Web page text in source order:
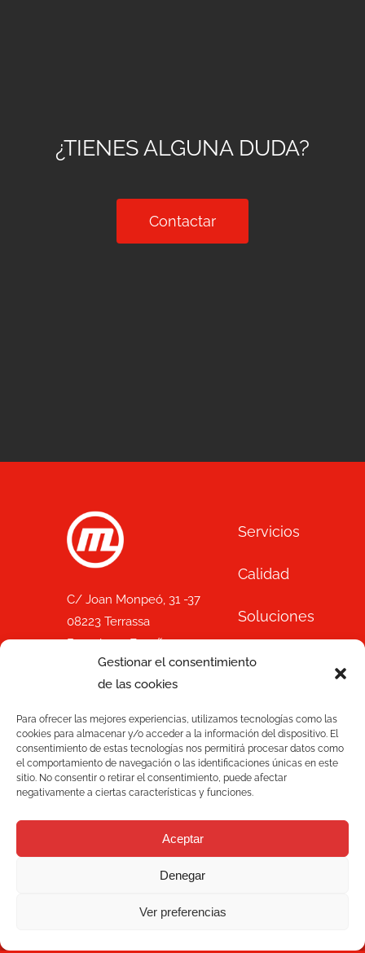
Gestionar el consentimiento
de las cookies
Para ofrecer las mejores experiencias, utilizamos tecnologías como las
cookies para almacenar y/o acceder a la información del dispositivo. El
consentimiento de estas tecnologías nos permitirá procesar datos como
el comportamiento de navegación o las identificaciones únicas en este
sitio. No consentir o retirar el consentimiento, puede afectar
negativamente a ciertas características y funciones.
Aceptar
Denegar
Ver preferencias
¿TIENES ALGUNA DUDA?
Contactar
C/ Joan Monpeó, 31 -37
08223 Terrassa
Barcelona, España
+34 93 736 35 00
mecesa@mecesa.com
Servicios
Calidad
Soluciones
Blog
Contacto
NEWSLETTER